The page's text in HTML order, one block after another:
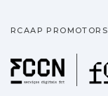
RCAAP PROMOTORS